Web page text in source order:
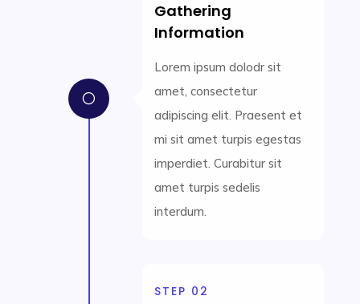
[
Gathering
Information
Lorem ipsum dolodr sit
amet, consectetur
adipiscing elit. Praesent et
mi sit amet turpis egestas
imperdiet. Curabitur sit
amet turpis sedelis
interdum.
STEP 02